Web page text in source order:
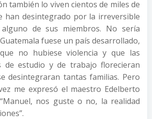
también lo viven cientos de miles de
han desintegrado por la irreversible
de sus miembros. No sería
fuese un país desarrollado,
no hubiese violencia y que las
de estudio y de trabajo florecieran
desintegraran tantas familias. Pero
me expresó el maestro Edelberto
nos guste o no, la realidad